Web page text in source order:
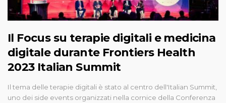
Il Focus su terapie digitali e medicina
digitale durante Frontiers Health
2023 Italian Summit
Il tema delle terapie digitali è stato al centro dell'Italian Summit,
uno dei side events organizzati nella cornice della Conferenza